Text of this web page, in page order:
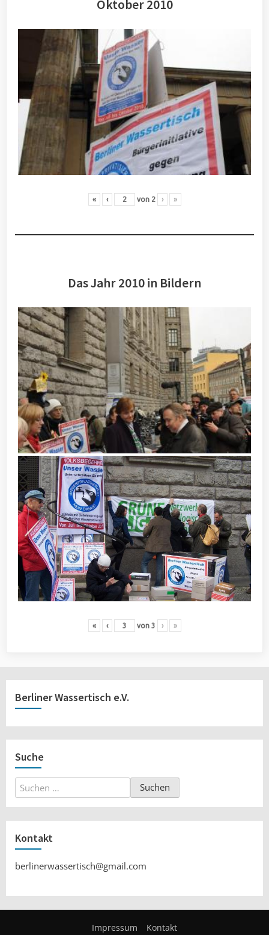
Oktober 2010
« ‹ von 2 › »
Das Jahr 2010 in Bildern
« ‹ von 3 › »
Berliner Wassertisch e.V.
Suche
Suchen
nach:
Kontakt
berlinerwassertisch@gmail.com
Impressum Kontakt